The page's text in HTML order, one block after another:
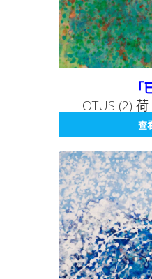
「
LOTUS (2)
SERIES 查